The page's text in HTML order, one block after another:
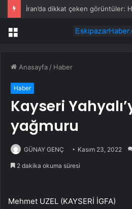
Menü
Anasayfa / Haber
Haber
Kayseri
yağmuru
GÜNAY GENÇ Kasım 23, 2022
2 dakika okuma süresi
Mehmet UZEL (KAYSERİ İGFA)